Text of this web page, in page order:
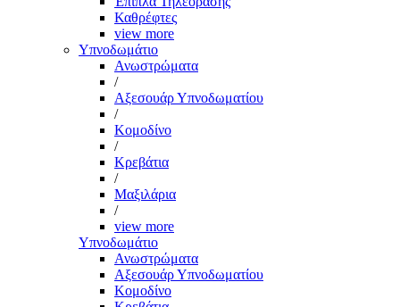
Καθρέφτες
view more
Υπνοδωμάτιο
Ανωστρώματα
/
Αξεσουάρ Υπνοδωματίου
/
Κομοδίνο
/
Κρεβάτια
/
Μαξιλάρια
/
view more
Υπνοδωμάτιο
Ανωστρώματα
Αξεσουάρ Υπνοδωματίου
Κομοδίνο